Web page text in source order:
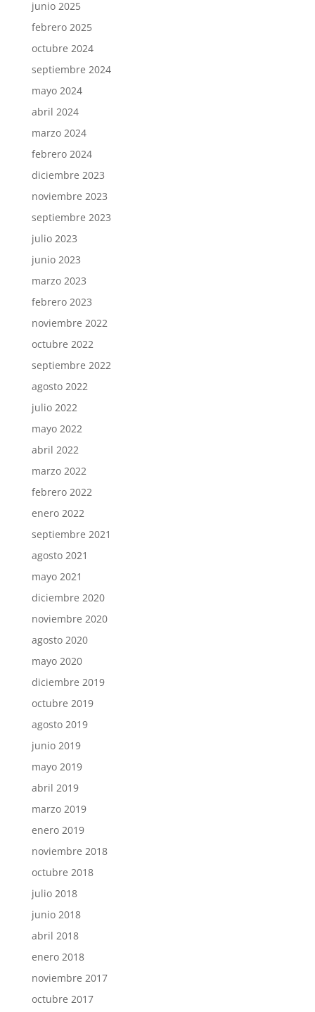
junio 2025
febrero 2025
octubre 2024
septiembre 2024
mayo 2024
abril 2024
marzo 2024
febrero 2024
diciembre 2023
noviembre 2023
septiembre 2023
julio 2023
junio 2023
marzo 2023
febrero 2023
noviembre 2022
octubre 2022
septiembre 2022
agosto 2022
julio 2022
mayo 2022
abril 2022
marzo 2022
febrero 2022
enero 2022
septiembre 2021
agosto 2021
mayo 2021
diciembre 2020
noviembre 2020
agosto 2020
mayo 2020
diciembre 2019
octubre 2019
agosto 2019
junio 2019
mayo 2019
abril 2019
marzo 2019
enero 2019
noviembre 2018
octubre 2018
julio 2018
junio 2018
abril 2018
enero 2018
noviembre 2017
octubre 2017